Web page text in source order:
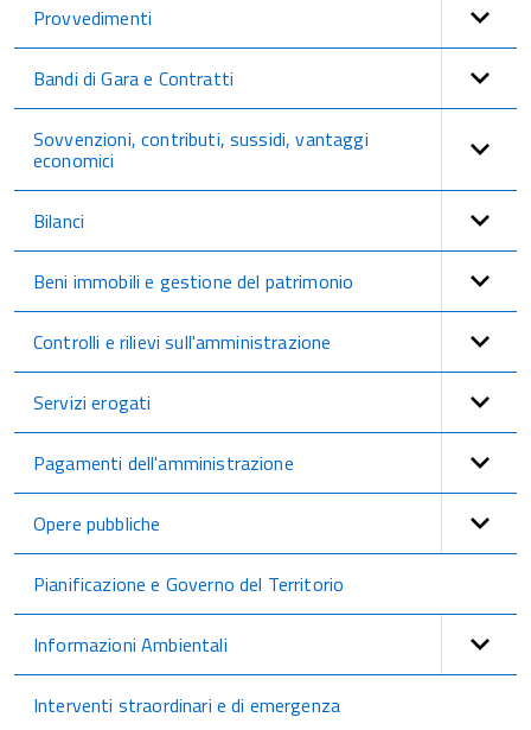
Provvedimenti
Bandi di Gara e Contratti
Sovvenzioni, contributi, sussidi, vantaggi
economici
Bilanci
Beni immobili e gestione del patrimonio
Controlli e rilievi sull'amministrazione
Servizi erogati
Pagamenti dell'amministrazione
Opere pubbliche
Pianificazione e Governo del Territorio
Informazioni Ambientali
Interventi straordinari e di emergenza